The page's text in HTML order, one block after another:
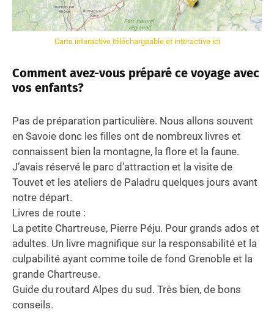
Carte interactive téléchargeable et interactive ici
Comment avez-vous préparé ce voyage avec
vos enfants?
Pas de préparation particulière. Nous allons souvent
en Savoie donc les filles ont de nombreux livres et
connaissent bien la montagne, la flore et la faune.
J’avais réservé le parc d’attraction et la visite de
Touvet et les ateliers de Paladru quelques jours avant
notre départ.
Livres de route :
La petite Chartreuse, Pierre Péju. Pour grands ados et
adultes. Un livre magnifique sur la responsabilité et la
culpabilité ayant comme toile de fond Grenoble et la
grande Chartreuse.
Guide du routard Alpes du sud. Très bien, de bons
conseils.